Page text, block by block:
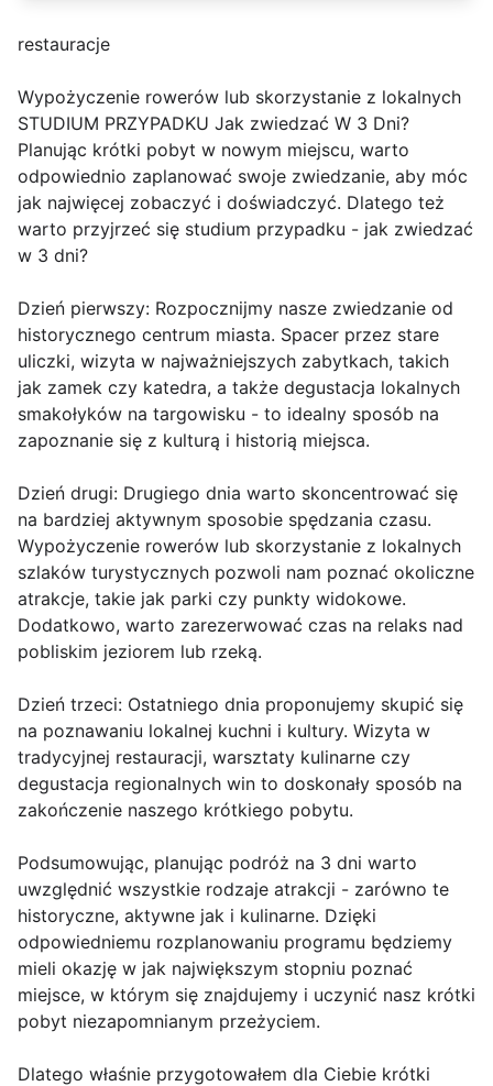
restauracje
Wypożyczenie rowerów lub skorzystanie z lokalnych
STUDIUM PRZYPADKU Jak zwiedzać W 3 Dni?
Planując krótki pobyt w nowym miejscu, warto
odpowiednio zaplanować swoje zwiedzanie, aby móc
jak najwięcej zobaczyć i doświadczyć. Dlatego też
warto przyjrzeć się studium przypadku - jak zwiedzać
w 3 dni?
Dzień pierwszy: Rozpocznijmy nasze zwiedzanie od
historycznego centrum miasta. Spacer przez stare
uliczki, wizyta w najważniejszych zabytkach, takich
jak zamek czy katedra, a także degustacja lokalnych
smakołyków na targowisku - to idealny sposób na
zapoznanie się z kulturą i historią miejsca.
Dzień drugi: Drugiego dnia warto skoncentrować się
na bardziej aktywnym sposobie spędzania czasu.
Wypożyczenie rowerów lub skorzystanie z lokalnych
szlaków turystycznych pozwoli nam poznać okoliczne
atrakcje, takie jak parki czy punkty widokowe.
Dodatkowo, warto zarezerwować czas na relaks nad
pobliskim jeziorem lub rzeką.
Dzień trzeci: Ostatniego dnia proponujemy skupić się
na poznawaniu lokalnej kuchni i kultury. Wizyta w
tradycyjnej restauracji, warsztaty kulinarne czy
degustacja regionalnych win to doskonały sposób na
zakończenie naszego krótkiego pobytu.
Podsumowując, planując podróż na 3 dni warto
uwzględnić wszystkie rodzaje atrakcji - zarówno te
historyczne, aktywne jak i kulinarne. Dzięki
odpowiedniemu rozplanowaniu programu będziemy
mieli okazję w jak największym stopniu poznać
miejsce, w którym się znajdujemy i uczynić nasz krótki
pobyt niezapomnianym przeżyciem.
Dlatego właśnie przygotowałem dla Ciebie krótki